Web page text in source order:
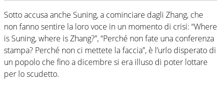
Sotto accusa anche Suning, a cominciare dagli Zhang, che
non fanno sentire la loro voce in un momento di crisi: “Where
is Suning, where is Zhang?”, “Perché non fate una conferenza
stampa? Perché non ci mettete la faccia”, è l’urlo disperato di
un popolo che fino a dicembre si era illuso di poter lottare
per lo scudetto.